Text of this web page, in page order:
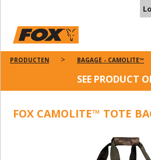
PRODUCTEN BAGAGE - CAMOLITE™
SEE PRODUCT
FOX CAMOLITE™ TOTE